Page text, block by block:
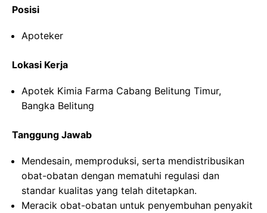
Posisi
Apoteker
Lokasi Kerja
Apotek Kimia Farma Cabang Belitung Timur,
Bangka Belitung
Tanggung Jawab
Mendesain, memproduksi, serta mendistribusikan
obat-obatan dengan mematuhi regulasi dan
standar kualitas yang telah ditetapkan.
Meracik obat-obatan untuk penyembuhan penyakit